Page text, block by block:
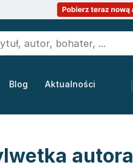
Blog Aktualności
autora